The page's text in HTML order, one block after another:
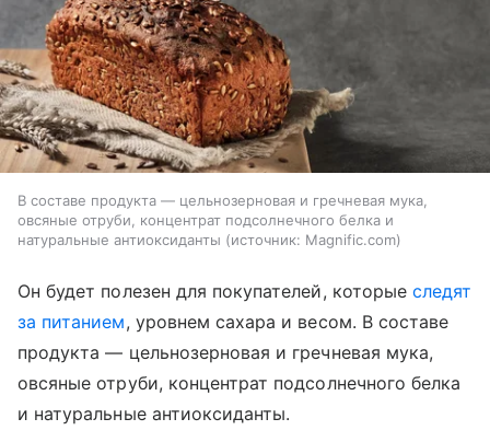
В составе продукта — цельнозерновая и гречневая мука,
овсяные отруби, концентрат подсолнечного белка и
натуральные антиоксиданты
источник: Magnific.com
Он будет полезен для покупателей, которыеследят
за питанием, уровнем сахара и весом. В составе
продукта — цельнозерновая и гречневая мука,
овсяные отруби, концентрат подсолнечного белка
и натуральные антиоксиданты.